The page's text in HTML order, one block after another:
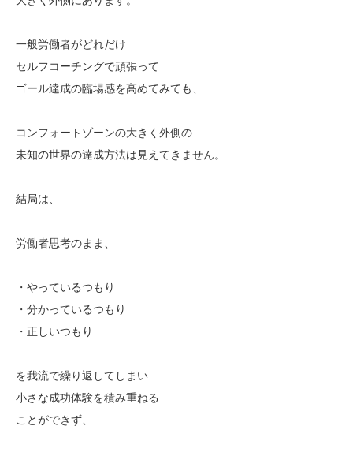
一般労働者がどれだけ
セルフコーチングで頑張って
ゴール達成の臨場感を高めてみても、
コンフォートゾーンの大きく外側の
未知の世界の達成方法は見えてきません。
結局は、
労働者思考のまま、
・やっているつもり
・分かっているつもり
・正しいつもり
を我流で繰り返してしまい
小さな成功体験を積み重ねる
ことができず、